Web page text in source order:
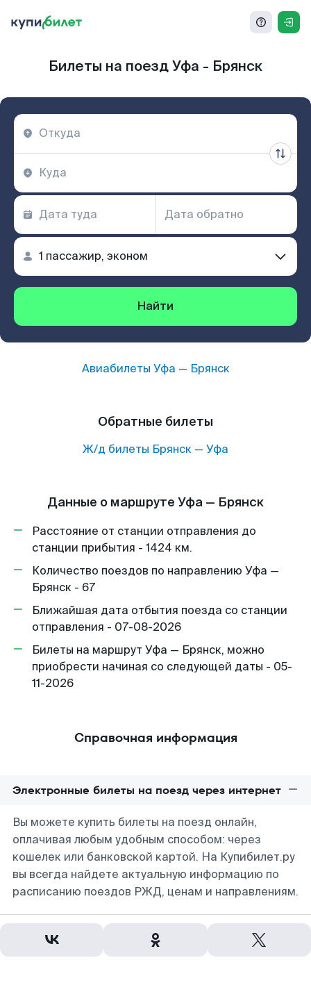
Билеты на поезд Уфа - Брянск
Найти
Авиабилеты Уфа — Брянск
Обратные билеты
Ж/д билеты Брянск — Уфа
Данные о маршруте Уфа — Брянск
Расстояние от станции отправления до
станции прибытия - 1424 км.
Количество поездов по направлению Уфа —
Брянск - 67
Ближайшая дата отбытия поезда со станции
отправления - 07-08-2026
Билеты на маршрут Уфа — Брянск, можно
приобрести начиная со следующей даты - 05-
11-2026
Справочная информация
Электронные билеты на поезд через интернет
Вы можете купить билеты на поезд онлайн,
оплачивая любым удобным способом: через
кошелек или банковской картой. На Купибилет.ру
вы всегда найдете актуальную информацию по
расписанию поездов РЖД, ценам и направлениям.